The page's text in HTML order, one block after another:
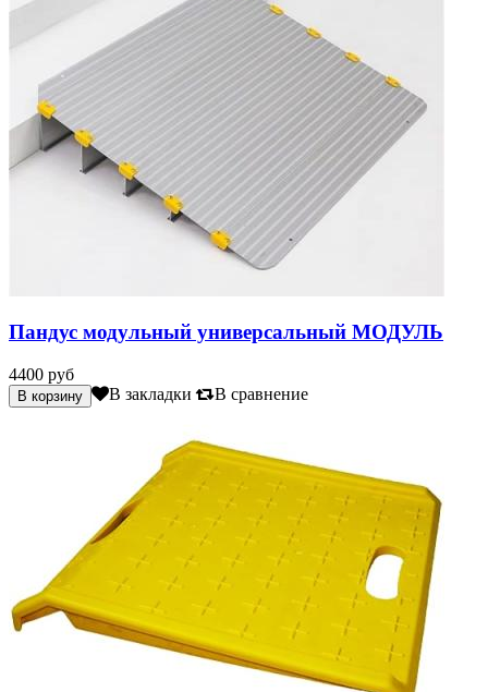
Пандус модульный универсальный МОДУЛЬ
4400 руб
В закладки В сравнение